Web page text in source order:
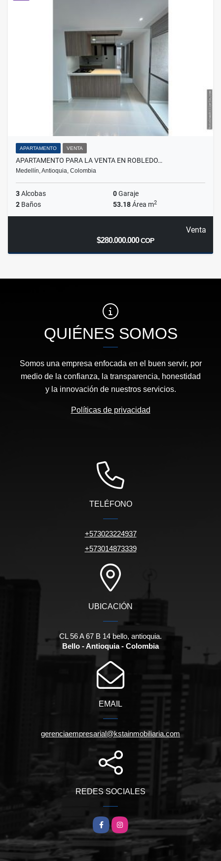
APARTAMENTO VENTA
APARTAMENTO PARA LA VENTA EN ROBLEDO…
Medellín, Antioquia, Colombia
3Alcobas 0Garaje
2 Baños 53.18Área m2
Venta
$280.000.000COP
QUIÉNES SOMOS
Somos una empresa enfocada en el buen servir, por
medio de la confianza, la transparencia, honestidad
y la innovación de nuestros servicios.
Políticas de privacidad
TELÉFONO
+573023224937
+573014873339
UBICACIÓN
CL 56 A 67 B 14 bello, antioquia.
Bello - Antioquia - Colombia
EMAIL
gerenciaempresarial@kstainmobiliaria.com
REDES SOCIALES
FacebookInstagram